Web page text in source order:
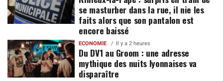
se masturber dans la rue, il nie les
faits alors que son pantalon est
encore baissé
ECONOMIE Il y a 2 heures
Du DV1 au Groom : une adresse
mythique des nuits lyonnaises va
disparaître